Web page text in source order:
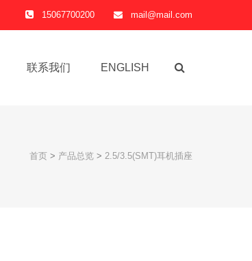
15067700200 mail@mail.com
联系我们 ENGLISH
首页 > 产品总览 > 2.5/3.5(SMT)耳机插座